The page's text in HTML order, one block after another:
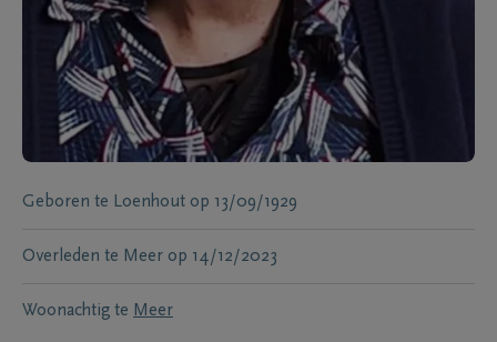
Geboren te Loenhout op 13/09/1929
Overleden te Meer op 14/12/2023
Woonachtig te Meer